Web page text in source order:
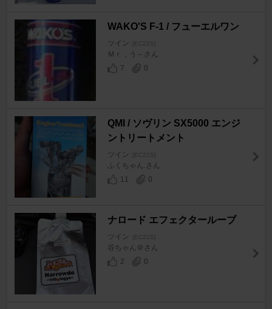
WAKO'S F-1 / フューエルワン
ツイン [EC22S]
Ｍｒ，う～さん
7
0
QMI / ソヴリン SX5000 エンジ
ントリートメント
ツイン [EC22S]
ふくちゃん.さん
11
0
ナロード エフェクタールーブ
ツイン [EC22S]
谷ちゃん＠さん
2
0